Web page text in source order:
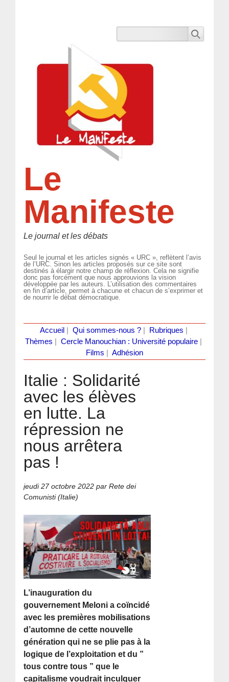
Le
Manifeste
Le journal et les débats
Seul le journal et les articles signés « URC », reflètent l’avis
de l’URC. Sinon les articles proposés sur ce site sont
destinés à élargir notre champ de réflexion. Cela ne signifie
donc pas forcément que nous approuvions la vision
développée par les auteurs. L’utilisation des commentaires
en fin d’article, permet à chacune et chacun de s’exprimer et
de nourrir le débat démocratique.
Accueil Qui sommes-nous ?| Rubriques
Thèmes
Cercle Manouchian : Université populaire
Films
Adhésion
Italie : Solidarité
avec les élèves
en lutte. La
répression ne
nous arrêtera
pas !
jeudi 27 octobre 2022 par Rete dei
Comunisti (Italie)
L’inauguration du
gouvernement Meloni a coïncidé
avec les premières mobilisations
d’automne de cette nouvelle
génération qui ne se plie pas à la
logique de l’exploitation et du ”
tous contre tous ” que le
capitalisme voudrait inculquer